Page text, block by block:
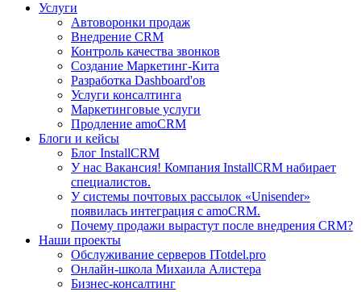
Услуги
Автоворонки продаж
Внедрение CRM
Контроль качества звонков
Создание Маркетинг-Кита
Разработка Dashboard'ов
Услуги консалтинга
Маркетинговые услуги
Продление amoCRM
Блоги и кейсы
Блог InstallCRM
У нас Вакансия! Компания InstallCRM набирает
специалистов.
У системы почтовых рассылок «Unisender»
появилась интеграция с amoCRM.
Почему продажи вырастут после внедрения CRM?
Наши проекты
Обслуживание серверов ITotdel.pro
Онлайн-школа Михаила Алистера
Бизнес-консалтинг